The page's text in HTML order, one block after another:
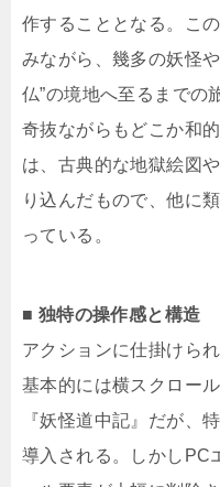
作することとなる。こ
みながら、幾多の妖怪
仏”の境地へ至るまでの
奇抜ながらもどこか和
は、古典的な地獄絵図
り込んだもので、他に
っている。
■ 独特の操作感と構造
アクションに仕掛けら
基本的には横スクロー
『妖怪道中記』だが、
導入される。しかしPC